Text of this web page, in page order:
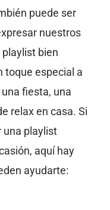
puede ser
nuestros
bien
toque especial a
fiesta, una
relax en casa. Si
una playlist
aquí hay
ayudarte: